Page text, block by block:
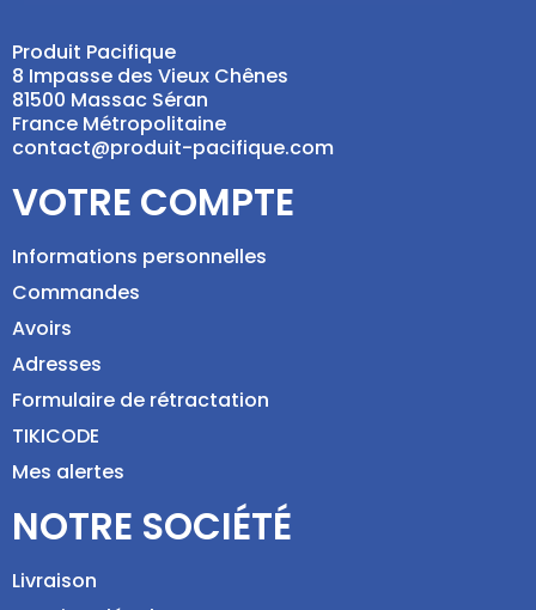
Produit Pacifique
8 Impasse des Vieux Chênes
81500 Massac Séran
France Métropolitaine
contact@produit-pacifique.com
VOTRE COMPTE
Informations personnelles
Commandes
Avoirs
Adresses
Formulaire de rétractation
TIKICODE
Mes alertes
NOTRE SOCIÉTÉ
Livraison